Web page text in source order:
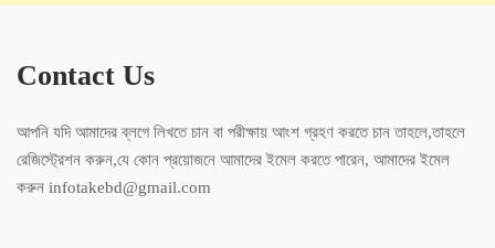
Contact Us
আপনি যদি আমাদের ব্লগে লিখতে চান বা পরীক্ষায় আংশ গ্রহণ করতে চান তাহলে,তাহলে
রেজিস্ট্রেশন করুন,যে কোন প্রয়োজনে আমাদের ইমেল করতে পারেন, আমাদের ইমেল
করুন infotakebd@gmail.com